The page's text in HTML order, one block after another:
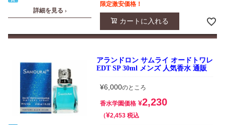
詳細を見る ›
限定激安価格！
カートに入れる
アランドロン サムライ オードトワレ
EDT SP 30ml メンズ 人気香水 通販
¥6,000のところ
香水学園価格 ¥2,230
¥2,453 税込